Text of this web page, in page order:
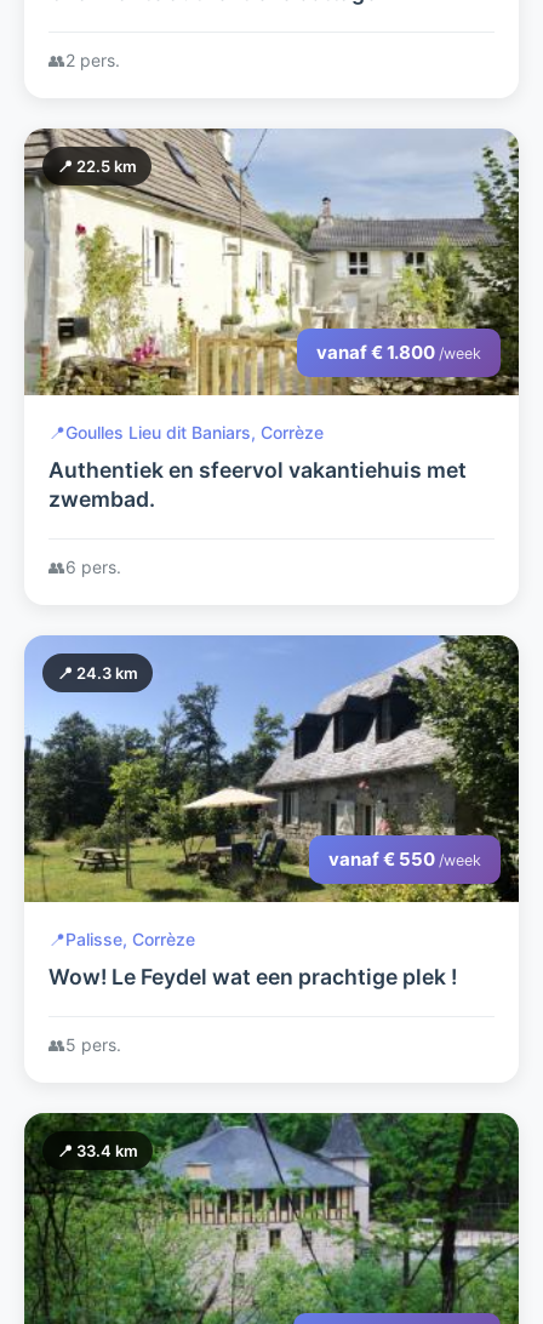
👥2 pers.
📍 22.5 km
vanaf € 1.800 /week
📍Goulles Lieu dit Baniars, Corrèze
Authentiek en sfeervol vakantiehuis met
zwembad.
👥6 pers.
📍 24.3 km
vanaf € 550 /week
📍Palisse, Corrèze
Wow! Le Feydel wat een prachtige plek !
👥5 pers.
📍 33.4 km